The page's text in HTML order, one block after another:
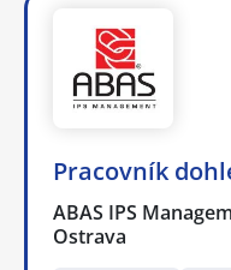
Pracovník
ABAS IPS
Ostrava